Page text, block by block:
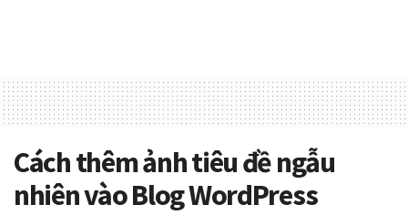
Cách thêm ảnh tiêu đề ngẫu
nhiên vào Blog WordPress